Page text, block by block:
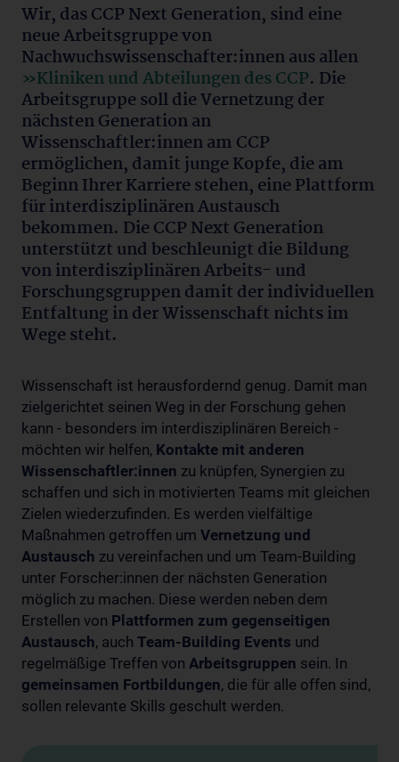
Wir, das CCP Next Generation, sind eine
neue Arbeitsgruppe von
Nachwuchswissenschafter:innen aus allen
»Kliniken und Abteilungen des CCP. Die
Arbeitsgruppe soll die Vernetzung der
nächsten Generation an
Wissenschaftler:innen am CCP
ermöglichen, damit junge Kopfe, die am
Beginn Ihrer Karriere stehen, eine Plattform
für interdisziplinären Austausch
bekommen. Die CCP Next Generation
unterstützt und beschleunigt die Bildung
von interdisziplinären Arbeits- und
Forschungsgruppen damit der individuellen
Entfaltung in der Wissenschaft nichts im
Wege steht.
Wissenschaft ist herausfordernd genug. Damit man
zielgerichtet seinen Weg in der Forschung gehen
kann - besonders im interdisziplinären Bereich -
möchten wir helfen, Kontakte mit anderen
Wissenschaftler:innen zu knüpfen, Synergien zu
schaffen und sich in motivierten Teams mit gleichen
Zielen wiederzufinden. Es werden vielfältige
Maßnahmen getroffen um Vernetzung und
Austausch zu vereinfachen und um Team-Building
unter Forscher:innen der nächsten Generation
möglich zu machen. Diese werden neben dem
Erstellen von Plattformen zum gegenseitigen
Austausch, auch Team-Building Events und
regelmäßige Treffen von Arbeitsgruppen sein. In
gemeinsamen Fortbildungen, die für alle offen sind,
sollen relevante Skills geschult werden.